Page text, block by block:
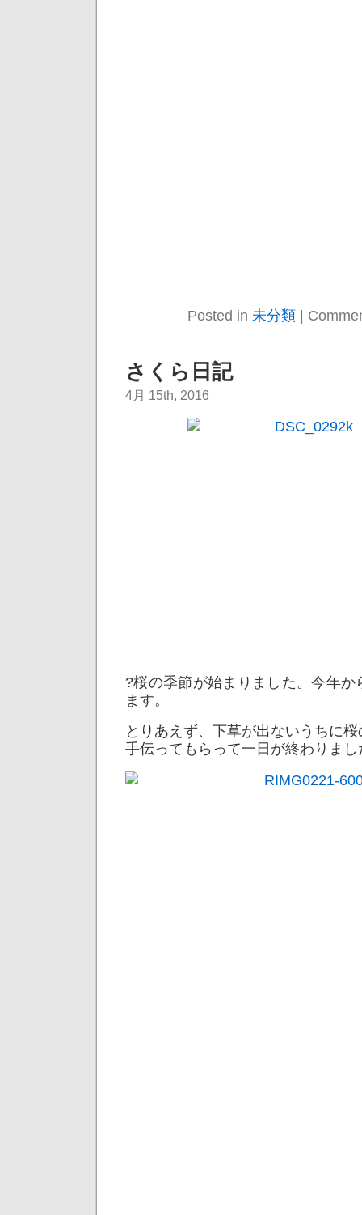
Posted in 未分類|
さくら日記
4月 15th, 2016
?桜の季節が始まりました。今年か
ます。
とりあえず、下草が出ないうちに
手伝ってもらって一日が終わりまし